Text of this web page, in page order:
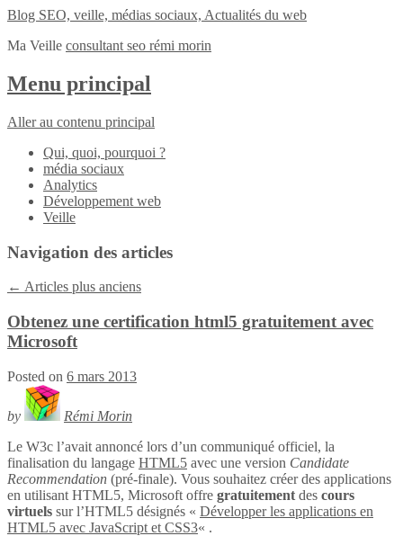
Blog SEO, veille, médias sociaux, Actualités du web
Ma Veille consultant seo rémi morin
Menu principal
Aller au contenu principal
Qui, quoi, pourquoi ?
média sociaux
Analytics
Développement web
Veille
Navigation des articles
← Articles plus anciens
Obtenez une certification html5 gratuitement avec
Microsoft
Posted on 6 mars 2013
by
Rémi Morin
Le W3c l’avait annoncé lors d’un communiqué officiel, la
finalisation du langage HTML5 avec une version Candidate
Recommendation (pré-finale). Vous souhaitez créer des applications
en utilisant HTML5, Microsoft offre gratuitement des cours
virtuels sur l’HTML5 désignés « Développer les applications en
HTML5 avec JavaScript et CSS3« .